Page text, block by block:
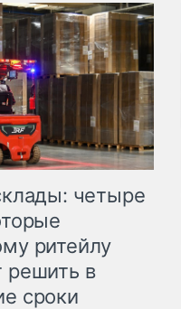
четыре
ритейлу
решить в
сроки